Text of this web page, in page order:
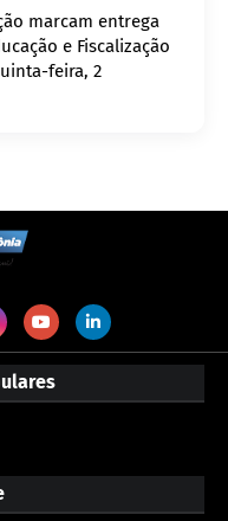
marcam entrega
e Fiscalização
feira, 2